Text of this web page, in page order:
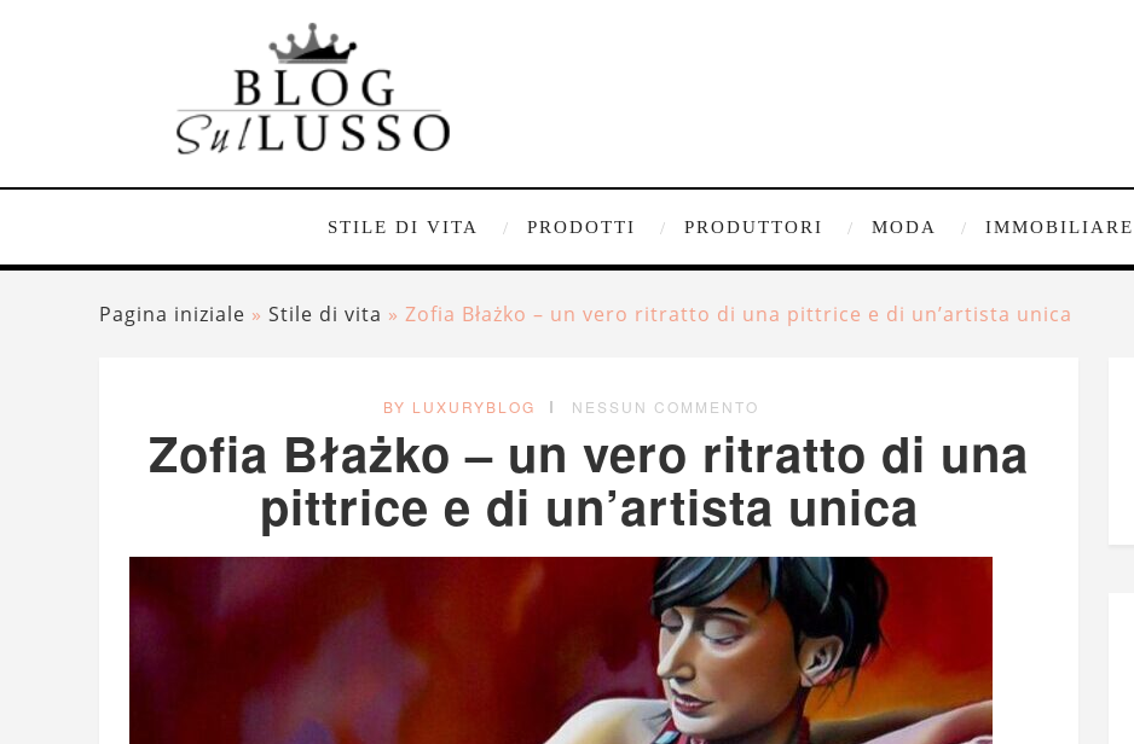
STILE DI VITA PRODOTTI PRODUTTORI MODA IMMOBILIARE
Pagina iniziale » Stile di vita » Zofia Błażko – un vero ritratto di una pittrice e di un’artista unica
BY LUXURYBLOG NESSUN COMMENTO
Zofia Błażko – un vero ritratto di una
pittrice e di un’artista unica